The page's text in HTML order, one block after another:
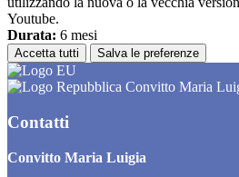
Youtube.
Durata: 6 mesi
Accetta tutti Salva le preferenze
Convitto Maria
Contatti
Convitto Maria Luigia